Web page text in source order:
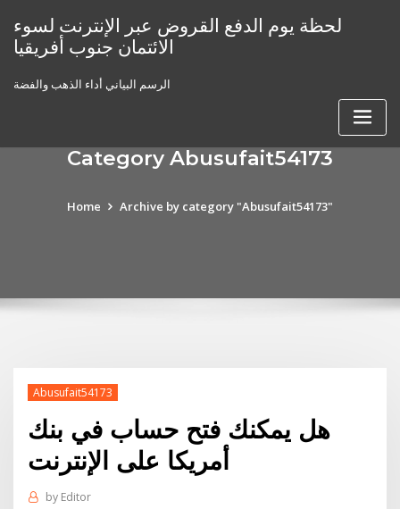
content
لحظة يوم الدفع القروض عبر الإنترنت لسوء
الائتمان جنوب أفريقيا
الرسم البياني أداء الذهب والفضة
Category Abusufait54173
Home Archive by category "Abusufait54173"
Abusufait54173
هل يمكنك فتح حساب في بنك
أمريكا على الإنترنت
by Editor